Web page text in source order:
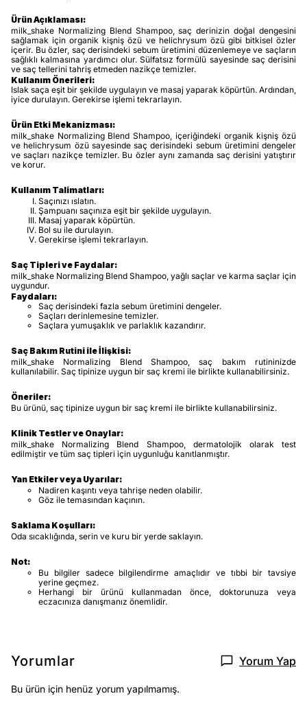
Ürün Açıklaması:
milk_shake Normalizing Blend Shampoo, saç derinizin doğal dengesini
sağlamak için organik kişniş özü ve helichrysum özü gibi bitkisel özler
içerir. Bu özler, saç derisindeki sebum üretimini düzenlemeye ve saçların
sağlıklı kalmasına yardımcı olur. Sülfatsız formülü sayesinde saç derisini
ve saç tellerini tahriş etmeden nazikçe temizler.
Kullanım Önerileri:
Islak saça eşit bir şekilde uygulayın ve masaj yaparak köpürtün. Ardından,
iyice durulayın. Gerekirse işlemi tekrarlayın.
Ürün Etki Mekanizması:
milk_shake Normalizing Blend Shampoo, içeriğindeki organik kişniş özü
ve helichrysum özü sayesinde saç derisindeki sebum üretimini dengeler
ve saçları nazikçe temizler. Bu özler aynı zamanda saç derisini yatıştırır
ve korur.
Kullanım Talimatları:
Saçınızı ıslatın.
Şampuanı saçınıza eşit bir şekilde uygulayın.
Masaj yaparak köpürtün.
Bol su ile durulayın.
Gerekirse işlemi tekrarlayın.
Saç Tipleri ve Faydalar:
milk_shake Normalizing Blend Shampoo, yağlı saçlar ve karma saçlar için
uygundur.
Faydaları:
Saç derisindeki fazla sebum üretimini dengeler.
Saçları derinlemesine temizler.
Saçlara yumuşaklık ve parlaklık kazandırır.
Saç Bakım Rutini ile İlişkisi:
milk_shake Normalizing Blend Shampoo, saç bakım rutininizde
kullanılabilir. Saç tipinize uygun bir saç kremi ile birlikte kullanabilirsiniz.
Öneriler:
Bu ürünü, saç tipinize uygun bir saç kremi ile birlikte kullanabilirsiniz.
Klinik Testler ve Onaylar:
milk_shake Normalizing Blend Shampoo, dermatolojik olarak test
edilmiştir ve tüm saç tipleri için uygunluğu kanıtlanmıştır.
Yan Etkiler veya Uyarılar:
Nadiren kaşıntı veya tahrişe neden olabilir.
Göz ile temasından kaçının.
Saklama Koşulları:
Oda sıcaklığında, serin ve kuru bir yerde saklayın.
Not:
Bu bilgiler sadece bilgilendirme amaçlıdır ve tıbbi bir tavsiye
yerine geçmez.
Herhangi bir ürünü kullanmadan önce, doktorunuza veya
eczacınıza danışmanız önemlidir.
Yorumlar Yorum Yap
Bu ürün için henüz yorum yapılmamış.